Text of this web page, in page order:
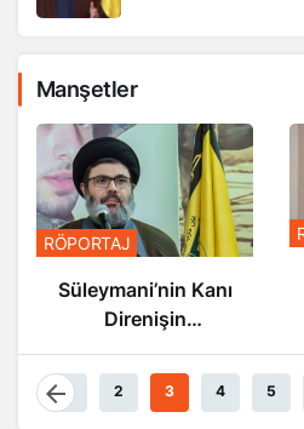
Manşetler
RÖPORTAJ
Süleymani’nin Kanı
Direnişin
Akıyor
1 2 3 4 5